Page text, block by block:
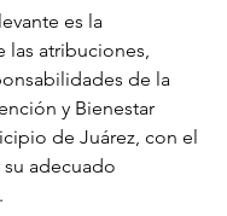
es la
las atribuciones,
de la
y Bienestar
de Juárez, con el
adecuado